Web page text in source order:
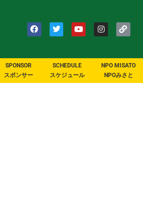
SPONSOR
スポンサー
SCHEDULE
スケジュール
NPO MISATO
NPOみさと